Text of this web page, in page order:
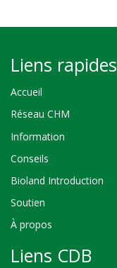
Liens rapides
Accueil
Réseau CHM
Information
Conseils
Bioland Introduction
Soutien
À propos
Liens CDB